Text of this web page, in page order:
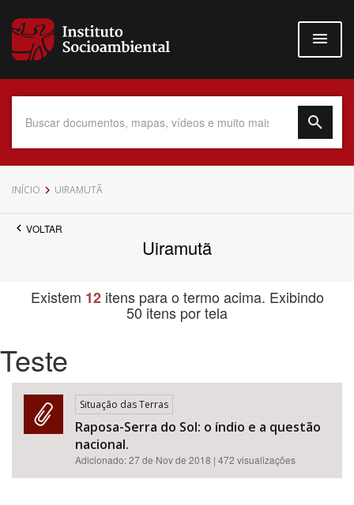
para
conteúdo
Data do Documento
Tema
INÍCIO UIRAMUTÃ
VOLTAR
Uiramutã
Existem 12itens para o termo acima. Exibindo
50 itens por tela
Teste
Situação das Terras
Raposa-Serra do Sol: o índio e a questão
nacional.
Adicionado:27 de Nov de 2018 | 472 visualizações